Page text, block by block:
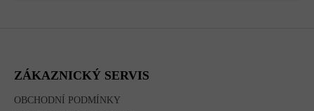
ZÁKAZNICKÝ SERVIS
OBCHODNÍ PODMÍNKY